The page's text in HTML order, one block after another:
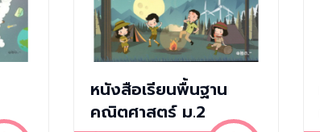
หนังสือเรียนพื้นฐาน
คณิตศาสตร์ ม.2